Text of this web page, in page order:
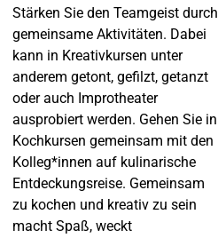
Stärken Sie den Teamgeist durch
gemeinsame Aktivitäten. Dabei
kann in Kreativkursen unter
anderem getont, gefilzt, getanzt
oder auch Improtheater
ausprobiert werden. Gehen Sie in
Kochkursen gemeinsam mit den
Kolleg*innen auf kulinarische
Entdeckungsreise. Gemeinsam
zu kochen und kreativ zu sein
macht Spaß, weckt